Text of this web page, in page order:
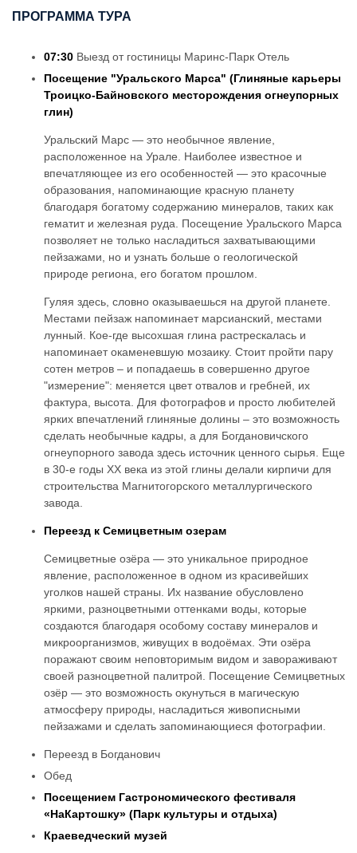
ПРОГРАММА ТУРА
07:30 Выезд от гостиницы Маринс-Парк Отель
Посещение "Уральского Марса" (Глиняные карьеры
Троицко-Байновского месторождения огнеупорных
глин)
Уральский Марс — это необычное явление,
расположенное на Урале. Наиболее известное и
впечатляющее из его особенностей — это красочные
образования, напоминающие красную планету
благодаря богатому содержанию минералов, таких как
гематит и железная руда. Посещение Уральского Марса
позволяет не только насладиться захватывающими
пейзажами, но и узнать больше о геологической
природе региона, его богатом прошлом.
Гуляя здесь, словно оказываешься на другой планете.
Местами пейзаж напоминает марсианский, местами
лунный. Кое-где высохшая глина растрескалась и
напоминает окаменевшую мозаику. Стоит пройти пару
сотен метров – и попадаешь в совершенно другое
"измерение": меняется цвет отвалов и гребней, их
фактура, высота. Для фотографов и просто любителей
ярких впечатлений глиняные долины – это возможность
сделать необычные кадры, а для Богдановичского
огнеупорного завода здесь источник ценного сырья. Еще
в 30-е годы XX века из этой глины делали кирпичи для
строительства Магнитогорского металлургического
завода.
Переезд к Семицветным озерам
Семицветные озёра — это уникальное природное
явление, расположенное в одном из красивейших
уголков нашей страны. Их название обусловлено
яркими, разноцветными оттенками воды, которые
создаются благодаря особому составу минералов и
микроорганизмов, живущих в водоёмах. Эти озёра
поражают своим неповторимым видом и завораживают
своей разноцветной палитрой. Посещение Семицветных
озёр — это возможность окунуться в магическую
атмосферу природы, насладиться живописными
пейзажами и сделать запоминающиеся фотографии.
Переезд в Богданович
Обед
Посещением Гастрономического фестиваля
«НаКартошку» (Парк культуры и отдыха)
Краеведческий музей